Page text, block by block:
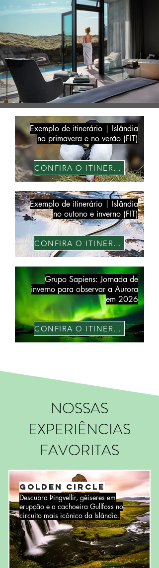
Exemplo de itinerário | Islândia
na primavera e no verão (FIT)
CONFIRA O ITINERÁRIO
Exemplo de itinerário | Islândia
no outono e inverno (FIT)
CONFIRA O ITINERÁRIO
Grupo Sapiens: Jornada de
inverno para observar a Aurora
em 2026
CONFIRA O ITINERÁRIO
NOSSAS
EXPERIÊNCIAS
FAVORITAS
Golden Circle
Descubra Þingvellir, gêiseres em
erupção e a cachoeira Gullfoss no
circuito mais icônico da Islândia.